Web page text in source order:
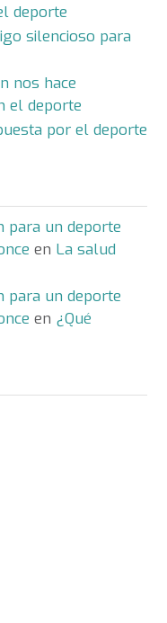
deporte
silencioso para
nos hace
el deporte
por el deporte
para un deporte
en La salud
para un deporte
en ¿Qué